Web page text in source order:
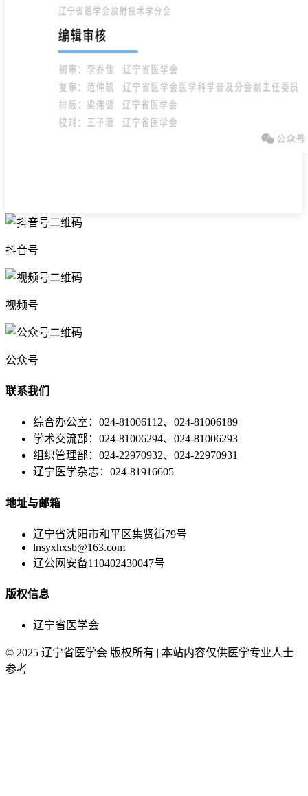
抖音号
视频号
公众号
联系我们
综合办公室：024-81006112、024-81006189
学术交流部：024-81006294、024-81006293
组织管理部：024-22970932、024-22970931
辽宁医学杂志：024-81916605
地址与邮箱
辽宁省沈阳市和平区集贤街79号
lnsyxhxsb@163.com
辽公网安备110402430047号
版权信息
辽宁省医学会
© 2025 辽宁省医学会 版权所有 | 本站内容仅供医学专业人士
参考